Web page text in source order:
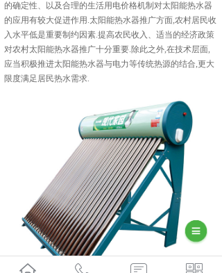
的确定性、以及合理的生活用电价格机制对太阳能热水器
的应用有较大促进作用.太阳能热水器推广方面,农村居民收
入水平低是重要制约因素.提高农民收入、适当的经济政策
对农村太阳能热水器推广十分重要.除此之外,在技术层面,
应当积极推进太阳能热水器与电力等传统热源的结合,更大
限度满足居民热水需求.